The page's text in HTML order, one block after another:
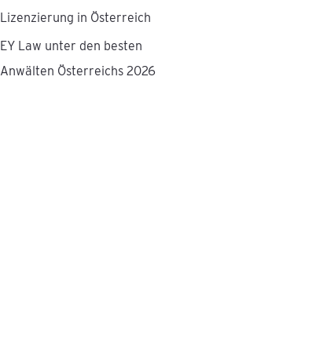
Lizenzierung in Österreich
EY Law unter den besten
Anwälten Österreichs 2026